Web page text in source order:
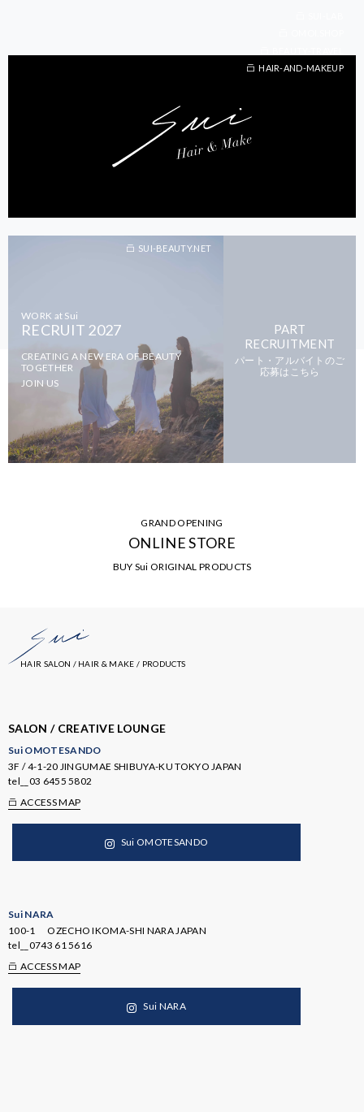
HAIR-AND-MAKEUP
WORK at Sui
RECRUIT 2027
CREATING A NEW ERA OF BEAUTY
TOGETHER
JOIN US
SUI-BEAUTY.NET
PART
RECRUITMENT
パート・アルバイトのご
応募はこちら
GRAND OPENING
ONLINE STORE
BUY Sui ORIGINAL PRODUCTS
HAIR SALON / HAIR & MAKE / PRODUCTS
SALON / CREATIVE LOUNGE
Sui OMOTESANDO
3F / 4-1-20 JINGUMAE SHIBUYA-KU TOKYO JAPAN
tel__ 03 6455 5802
ACCESS MAP
Sui OMOTESANDO
Sui NARA
100-1 OZECHO IKOMA-SHI NARA JAPAN
tel__ 0743 61 5616
ACCESS MAP
Sui NARA